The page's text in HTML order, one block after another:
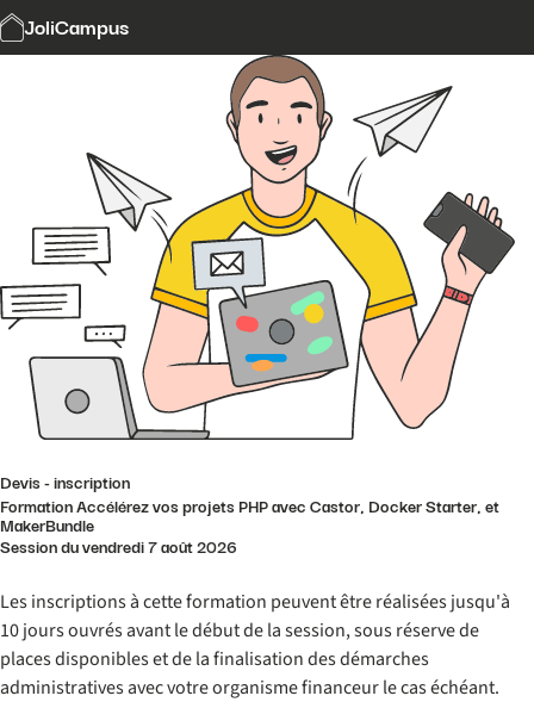
JoliCampus
Modalités et délais d'accès
Formation Accélérez vos projets PHP avec Castor, Docker Starter, et
MakerBundle
Devis - inscription
Session du vendredi 7 août 2026
Les inscriptions à cette formation peuvent être réalisées jusqu'à
10 jours ouvrés avant le début de la session, sous réserve de
places disponibles et de la finalisation des démarches
administratives avec votre organisme financeur le cas échéant.